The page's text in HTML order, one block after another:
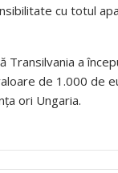
cu totul
Transilvania a
de 1.000 de
ori Ungaria.